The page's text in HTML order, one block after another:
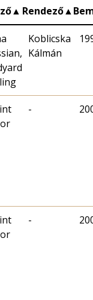
▲ Rendező▲
Koblicska
Kálmán
-
-